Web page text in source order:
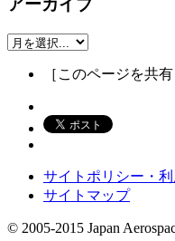
アーカイブ
［このページを共有
サイトポリシー・
サイトマップ
© 2005-2015 Japan